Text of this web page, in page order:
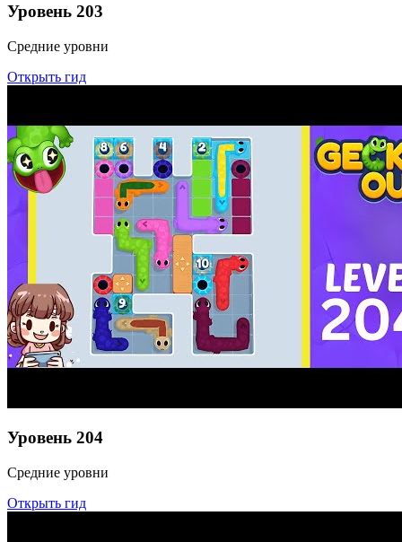
Уровень 203
Средние уровни
Открыть гид
Уровень 204
Средние уровни
Открыть гид